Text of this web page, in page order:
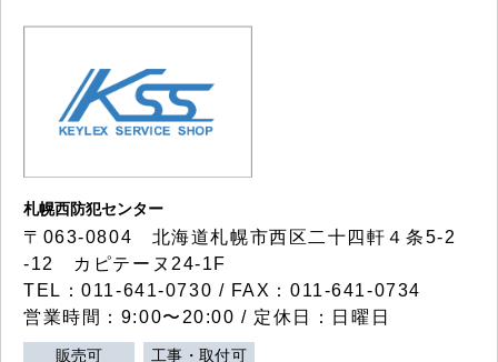
札幌西防犯センター
〒063-0804 北海道札幌市西区二十四軒４条5-2
-12 カピテーヌ24-1F
TEL：011-641-0730 / FAX：011-641-0734
営業時間：9:00〜20:00 / 定休日：日曜日
販売可 工事・取付可